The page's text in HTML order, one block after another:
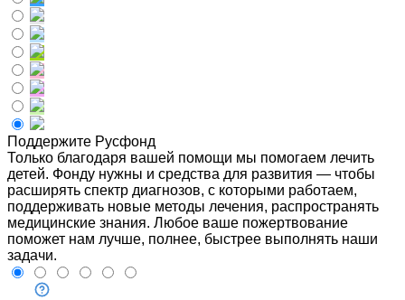
Поддержите Русфонд
Только благодаря вашей помощи мы помогаем лечить
детей. Фонду нужны и средства для развития — чтобы
расширять спектр диагнозов, с которыми работаем,
поддерживать новые методы лечения, распространять
медицинские знания. Любое ваше пожертвование
поможет нам лучше, полнее, быстрее выполнять наши
задачи.